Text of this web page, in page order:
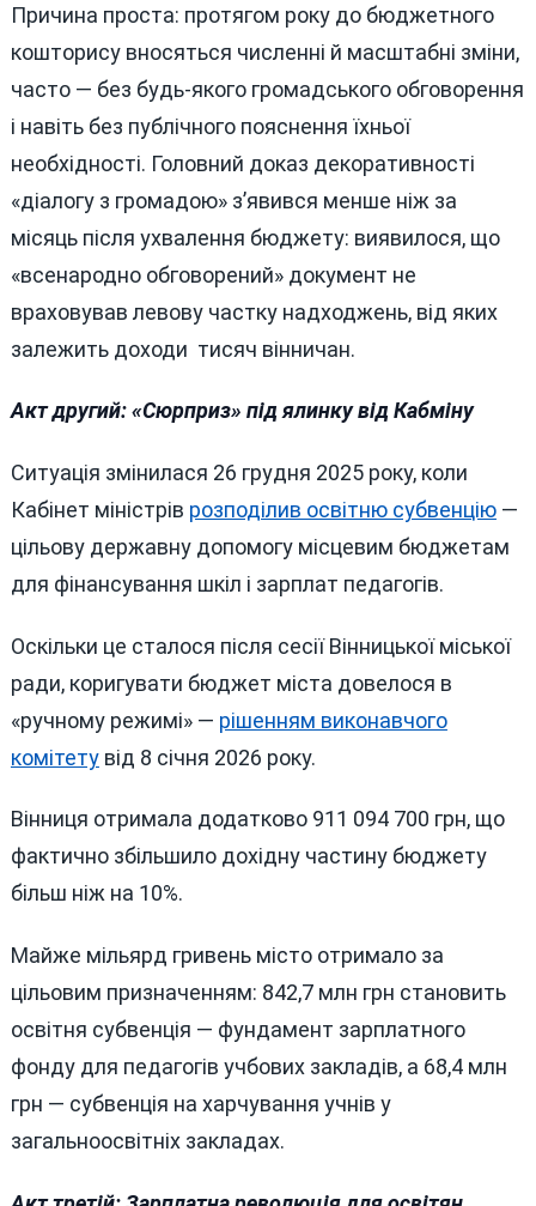
Причина проста: протягом року до бюджетного
кошторису вносяться численні й масштабні зміни,
часто — без будь-якого громадського обговорення
і навіть без публічного пояснення їхньої
необхідності. Головний доказ декоративності
«діалогу з громадою» з’явився менше ніж за
місяць після ухвалення бюджету: виявилося, що
«всенародно обговорений» документ не
враховував левову частку надходжень, від яких
залежить доходи тисяч вінничан.
Акт другий: «Сюрприз» під ялинку від Кабміну
Ситуація змінилася 26 грудня 2025 року, коли
Кабінет міністрів розподілив освітню субвенцію—
цільову державну допомогу місцевим бюджетам
для фінансування шкіл і зарплат педагогів.
Оскільки це сталося після сесії Вінницької міської
ради, коригувати бюджет міста довелося в
«ручному режимі» — рішенням виконавчого
комітетувід 8 січня 2026 року.
Вінниця отримала додатково 911 094 700 грн, що
фактично збільшило дохідну частину бюджету
більш ніж на 10%.
Майже мільярд гривень місто отримало за
цільовим призначенням: 842,7 млн грн становить
освітня субвенція — фундамент зарплатного
фонду для педагогів учбових закладів, а 68,4 млн
грн — субвенція на харчування учнів у
загальноосвітніх закладах.